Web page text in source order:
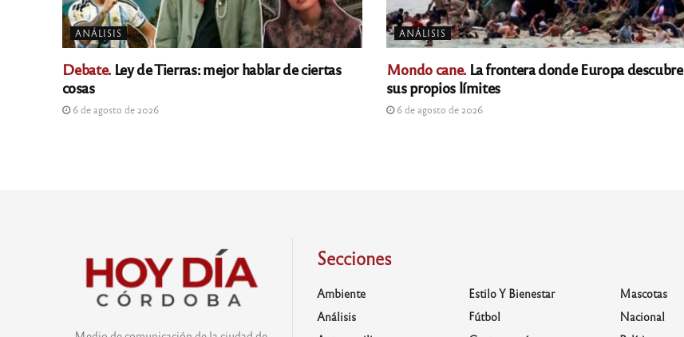
ANÁLISIS
Debate.Ley de Tierras: mejor hablar de ciertas
cosas
6 de agosto de 2026
ANÁLISIS
Mondo cane.La frontera donde Europa descubre
sus propios límites
6 de agosto de 2026
Secciones
Ambiente
Análisis
Estilo Y Bienestar
Fútbol
Mascotas
Nacional